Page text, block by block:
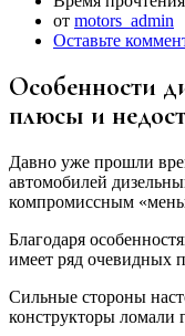
от motors_admin
Оставьте
Особенности
плюсы и
Давно уже прошли
автомобилей
компромиссным
Благодаря
имеет ряд очевидных
Сильные стороны
конструкторы ломали